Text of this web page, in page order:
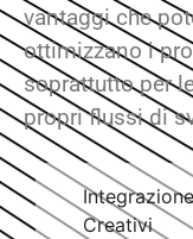
vantaggi che
ottimizzano i
soprattutto per
propri flussi di
Creativi